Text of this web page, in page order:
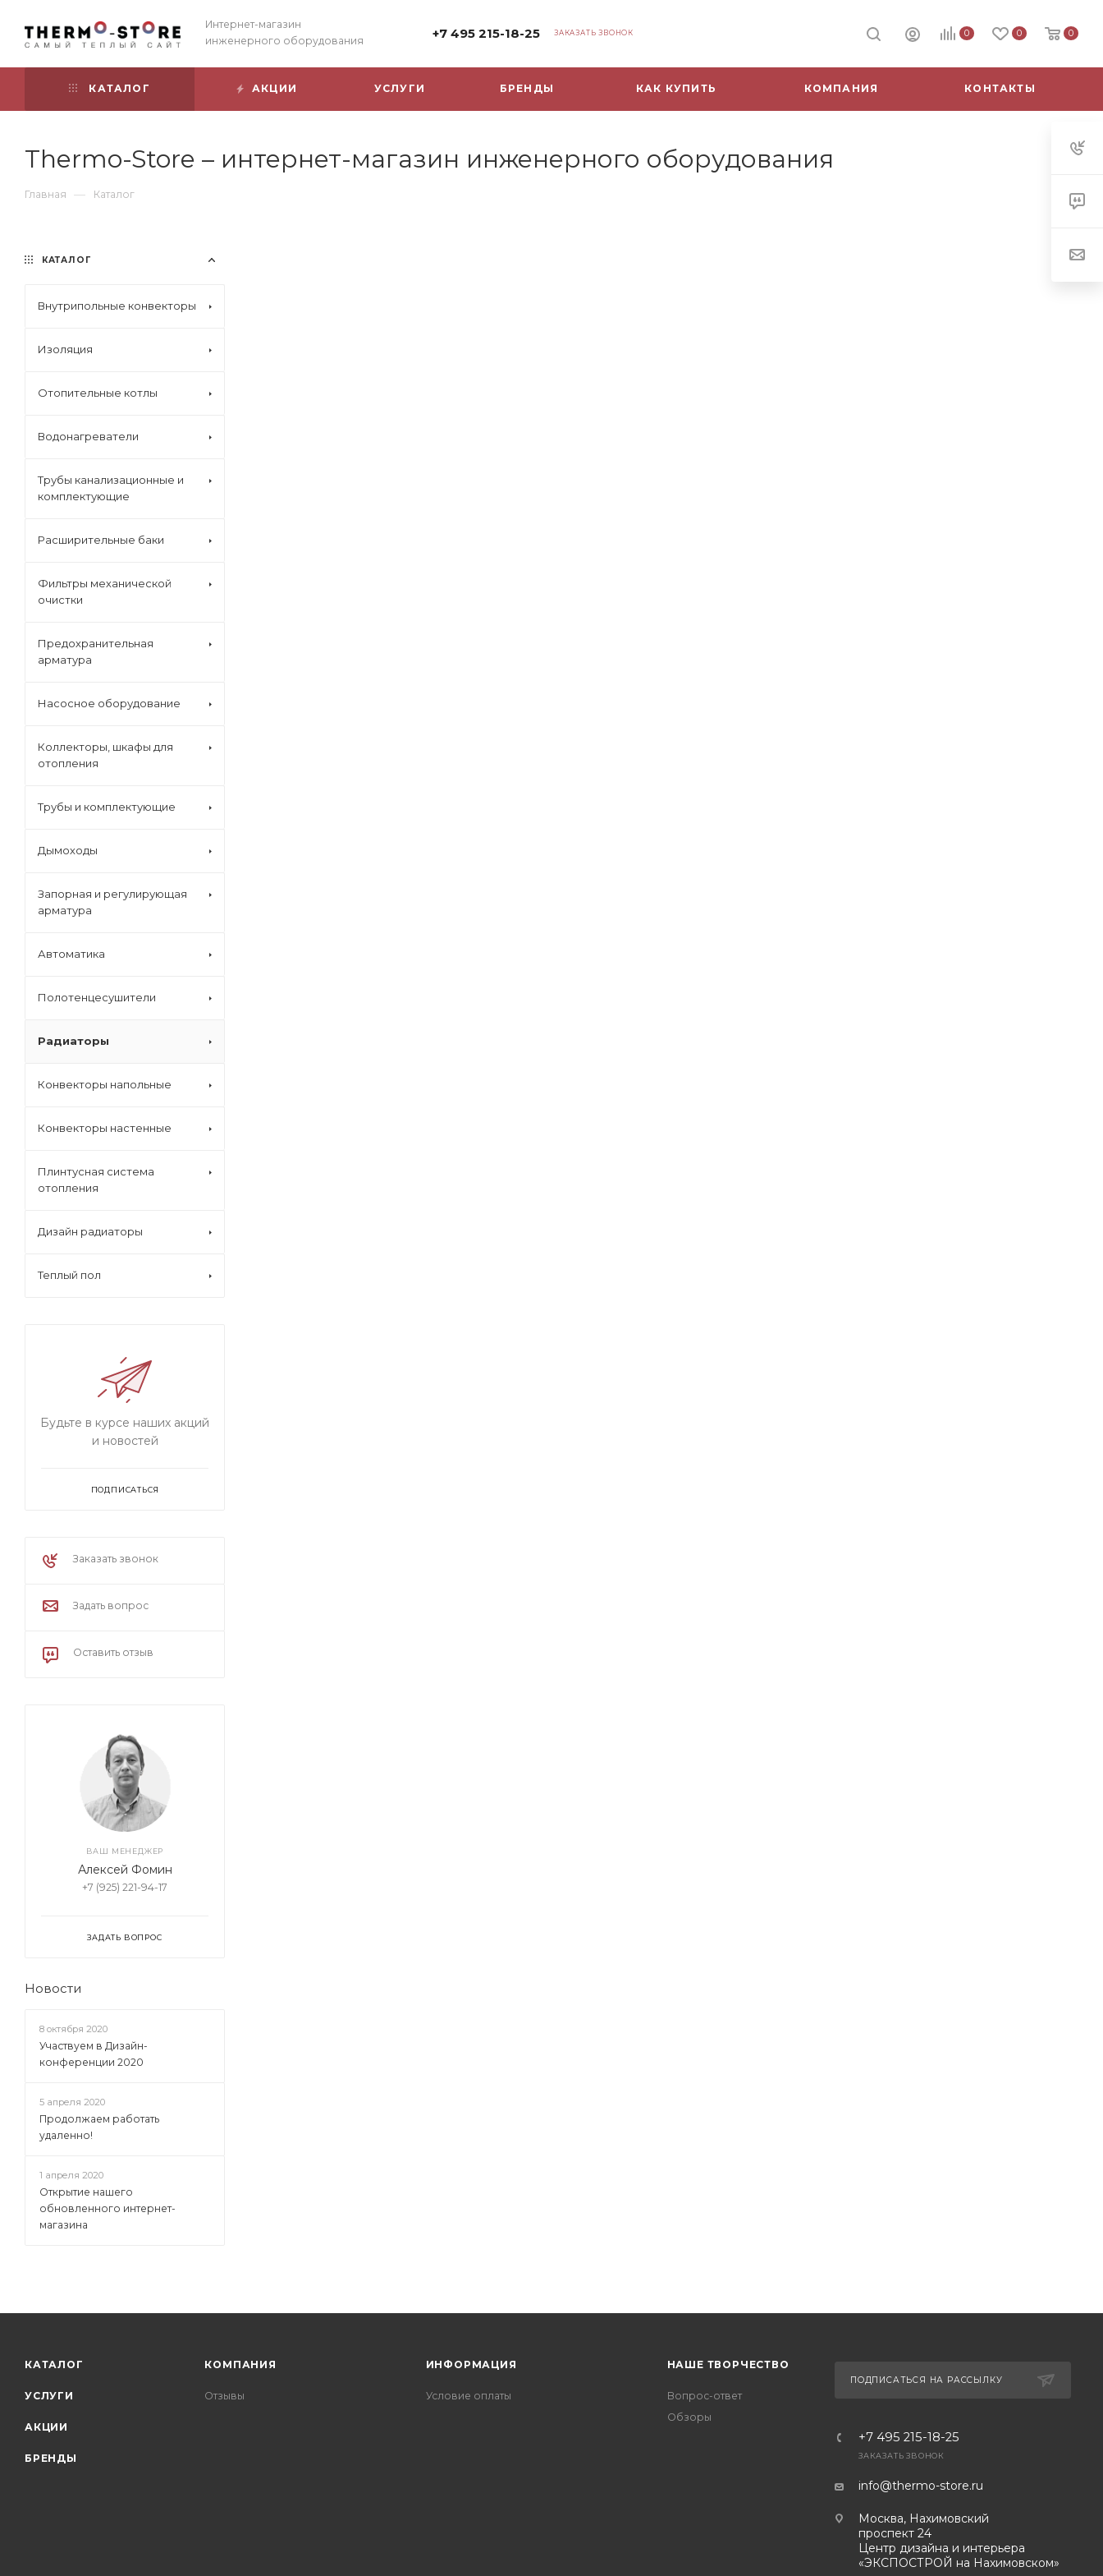
Интернет-магазин
инженерного оборудования
+7 495 215-18-25 ЗАКАЗАТЬ ЗВОНОК 0 0 0
КАТАЛОГ АКЦИИ УСЛУГИ БРЕНДЫ КАК КУПИТЬ КОМПАНИЯ КОНТАКТЫ
Thermo-Store – интернет-магазин инженерного оборудования
Главная — Каталог
КАТАЛОГ
Внутрипольные конвекторы
Изоляция
Отопительные котлы
Водонагреватели
Трубы канализационные и
комплектующие
Расширительные баки
Фильтры механической
очистки
Предохранительная
арматура
Насосное оборудование
Коллекторы, шкафы для
отопления
Трубы и комплектующие
Дымоходы
Запорная и регулирующая
арматура
Автоматика
Полотенцесушители
Радиаторы
Конвекторы напольные
Конвекторы настенные
Плинтусная система
отопления
Дизайн радиаторы
Теплый пол
Будьте в курсе наших акций
и новостей
ПОДПИСАТЬСЯ
Заказать звонок
Задать вопрос
Оставить отзыв
ВАШ МЕНЕДЖЕР
Алексей Фомин
+7 (925) 221-94-17
ЗАДАТЬ ВОПРОС
Новости
8 октября 2020
Участвуем в Дизайн-
конференции 2020
5 апреля 2020
Продолжаем работать
удаленно!
1 апреля 2020
Открытие нашего
обновленного интернет-
магазина
КАТАЛОГ
УСЛУГИ
АКЦИИ
БРЕНДЫ
КОМПАНИЯ
Отзывы
ИНФОРМАЦИЯ
Условие оплаты
НАШЕ ТВОРЧЕСТВО
Вопрос-ответ
Обзоры
ПОДПИСАТЬСЯ НА РАССЫЛКУ
+7 495 215-18-25
ЗАКАЗАТЬ ЗВОНОК
info@thermo-store.ru
Москва, Нахимовский
проспект 24
Центр дизайна и интерьера
«ЭКСПОСТРОЙ на Нахимовском»